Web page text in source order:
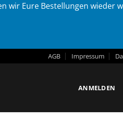
wir Eure Bestellungen wieder
AGB Impressum
ANMELDEN